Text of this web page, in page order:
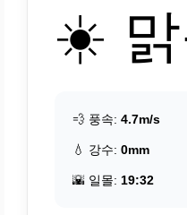
☀️ 맑
💨 풍속: 4.7m/s
💧 강수: 0mm
🌇 일몰: 19:32